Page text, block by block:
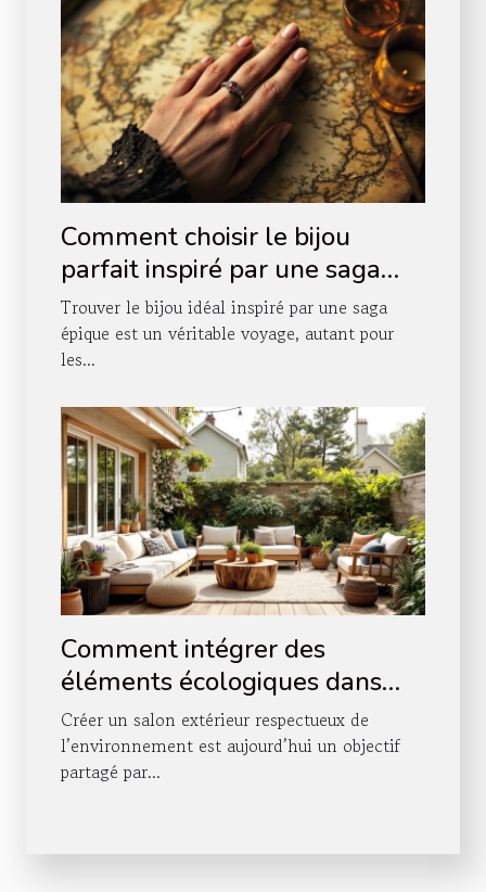
Comment choisir le bijou
parfait inspiré par une saga
épique ?
Trouver le bijou idéal inspiré par une saga
épique est un véritable voyage, autant pour
les...
Comment intégrer des
éléments écologiques dans
votre salon extérieur ?
Créer un salon extérieur respectueux de
l’environnement est aujourd’hui un objectif
partagé par...